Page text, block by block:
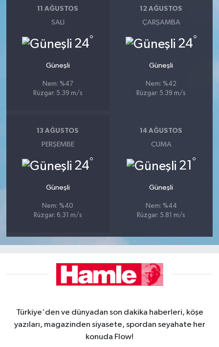
11 AĞUSTOS
SALI
24°
Güneşli
Nem: %47
Rüzgar: 5.39 m/s
12 AĞUSTOS
ÇARŞAMBA
24°
Güneşli
Nem: %42
Rüzgar: 5.39 m/s
13 AĞUSTOS
PERŞEMBE
24°
Güneşli
Nem: %40
Rüzgar: 6.31 m/s
14 AĞUSTOS
CUMA
21 °
Güneşli
Nem: %44
Rüzgar: 5.81 m/s
Türkiye'den ve dünyadan son dakika haberleri, köşe
yazıları, magazinden siyasete, spordan seyahate her
konuda Flow!